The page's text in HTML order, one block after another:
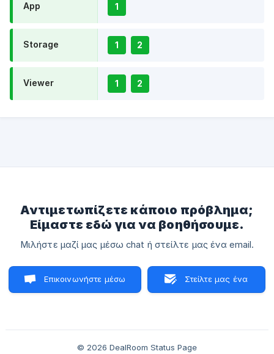
App 1
Storage 1 2
Viewer 1 2
Αντιμετωπίζετε κάποιο πρόβλημα;
Είμαστε εδώ για να βοηθήσουμε.
Μιλήστε μαζί μας μέσω chat ή στείλτε μας ένα email.
Επικοινωνήστε μέσω Στείλτε μας ένα
© 2026 DealRoom Status Page